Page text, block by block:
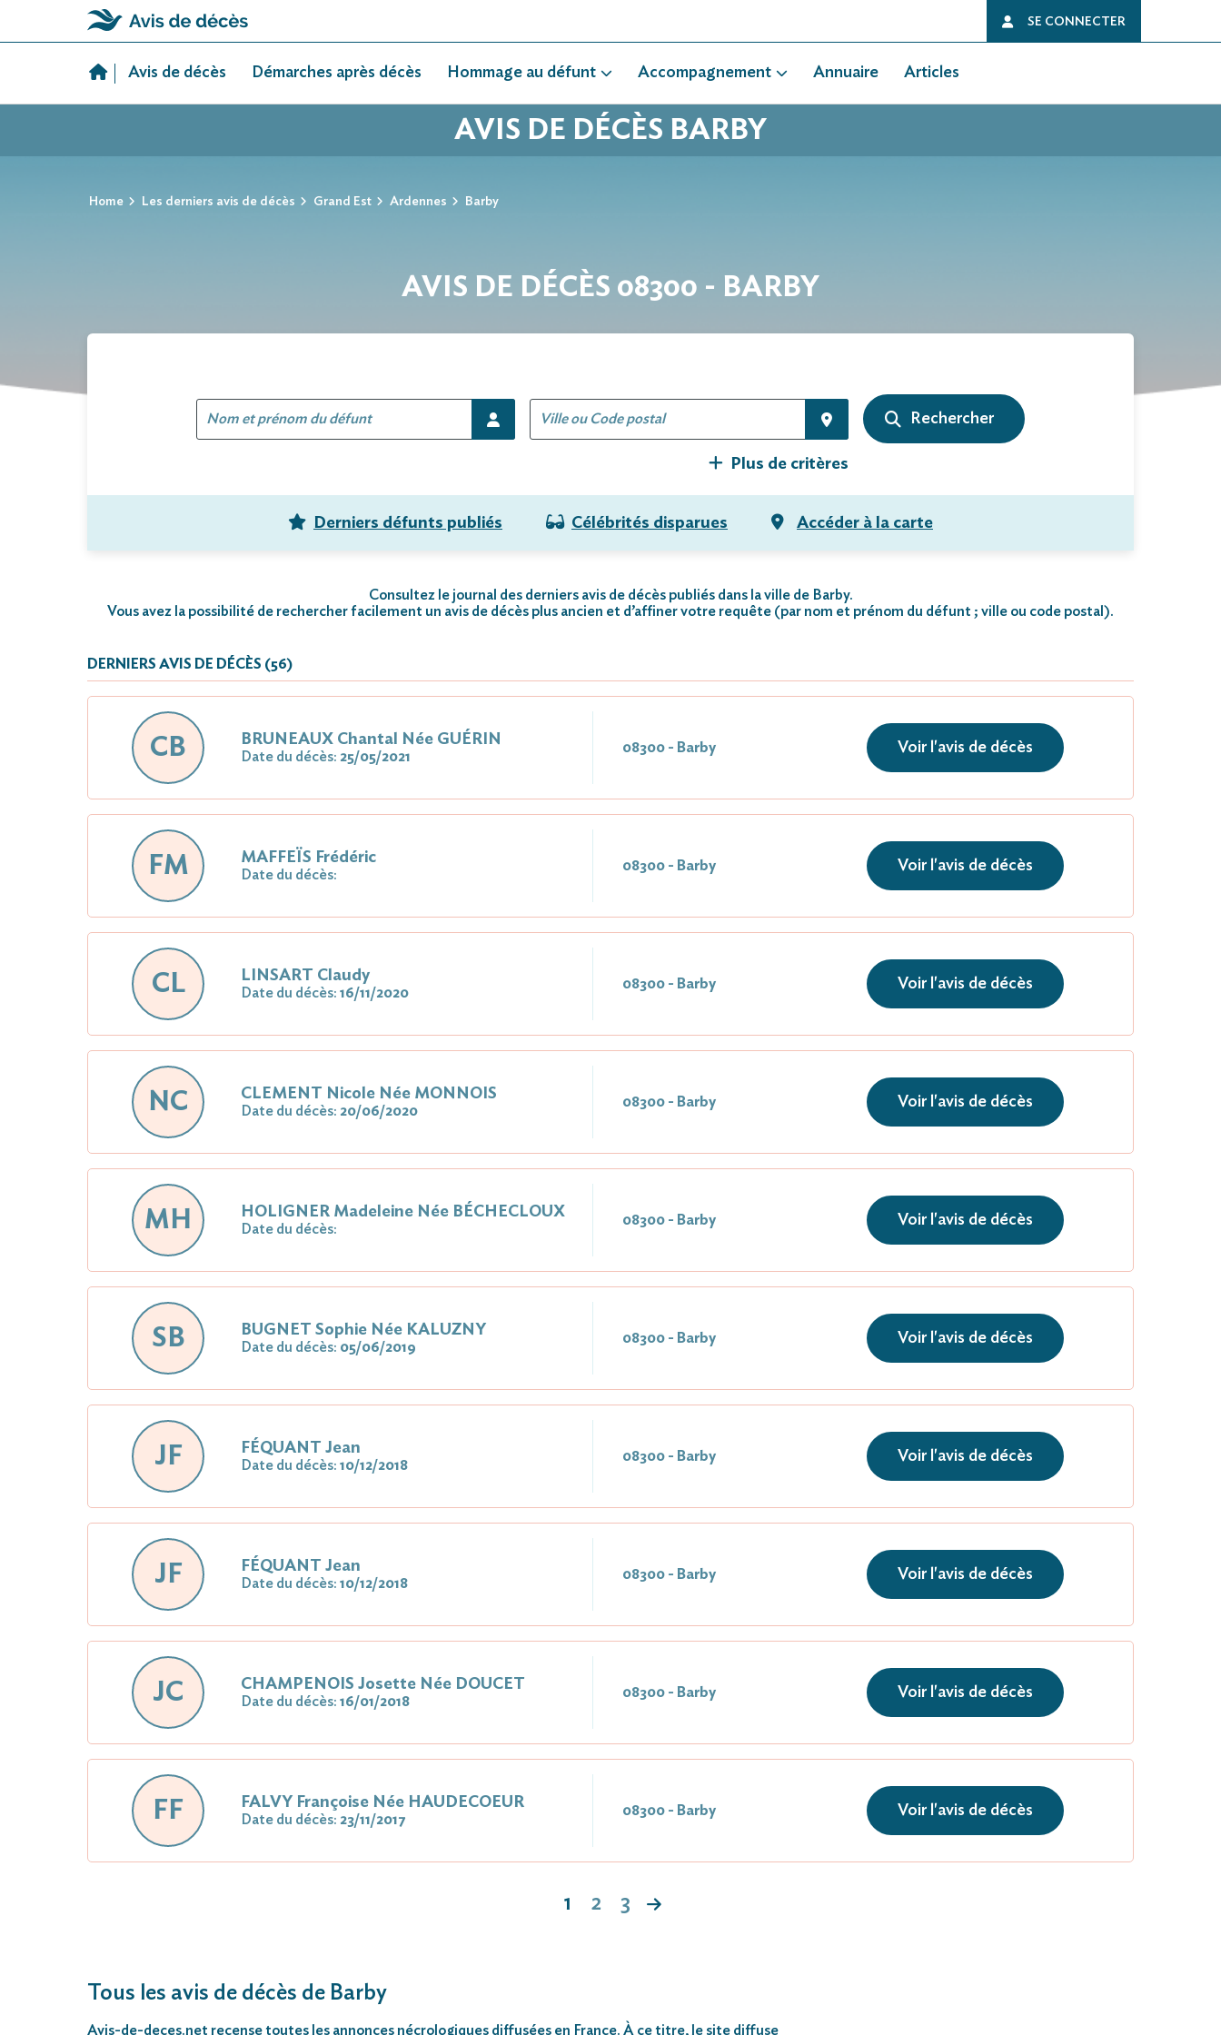
SE CONNECTER
Avis de décès Démarches après décès Hommage au défunt Accompagnement Annuaire Articles
AVIS DE DÉCÈS BARBY
Home Les derniers avis de décès Grand Est Ardennes Barby
AVIS DE DÉCÈS 08300 - BARBY
Plus de critères
Derniers défunts publiés Célébrités disparues Accéder à la carte
Consultez le journal des derniers avis de décès publiés dans la ville de Barby.
Vous avez la possibilité de rechercher facilement un avis de décès plus ancien et d’affiner votre requête (par nom et prénom du défunt ; ville ou code postal).
DERNIERS AVIS DE DÉCÈS (56)
CB BRUNEAUX Chantal Née GUÉRIN
Date du décès: 25/05/2021
08300 - Barby Voir l'avis de décès
FM MAFFEÏS Frédéric
Date du décès:
08300 - Barby Voir l'avis de décès
CL LINSART Claudy
Date du décès: 16/11/2020
08300 - Barby Voir l'avis de décès
NC CLEMENT Nicole Née MONNOIS
Date du décès: 20/06/2020
08300 - Barby Voir l'avis de décès
MH HOLIGNER Madeleine Née BÉCHECLOUX
Date du décès:
08300 - Barby Voir l'avis de décès
SB BUGNET Sophie Née KALUZNY
Date du décès: 05/06/2019
08300 - Barby Voir l'avis de décès
JF FÉQUANT Jean
Date du décès: 10/12/2018
08300 - Barby Voir l'avis de décès
JF FÉQUANT Jean
Date du décès: 10/12/2018
08300 - Barby Voir l'avis de décès
JC CHAMPENOIS Josette Née DOUCET
Date du décès: 16/01/2018
08300 - Barby Voir l'avis de décès
FF FALVY Françoise Née HAUDECOEUR
Date du décès: 23/11/2017
08300 - Barby Voir l'avis de décès
1 2 3
Tous les avis de décès de Barby
Avis-de-deces.net recense toutes les annonces nécrologiques diffusées en France. À ce titre, le site diffuse